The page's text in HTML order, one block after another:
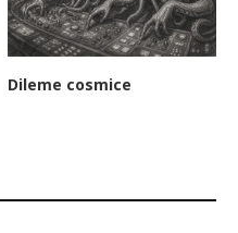
Dileme cosmice